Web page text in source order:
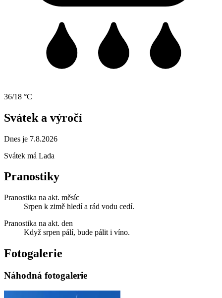
36/18 °C
Svátek a výročí
Dnes je 7.8.2026
Svátek má Lada
Pranostiky
Pranostika na akt. měsíc
Srpen k zimě hledí a rád vodu cedí.
Pranostika na akt. den
Když srpen pálí, bude pálit i víno.
Fotogalerie
Náhodná fotogalerie